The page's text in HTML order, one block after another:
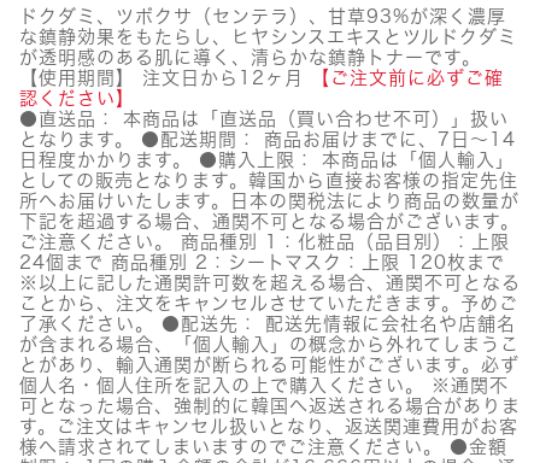
ン
バ
ー
ズ
イ
ン)
1
番
青
草
た
っ
ぷ
り
93％
整
肌
ト
ナ
ー
個
ドクダミ、ツボクサ（センテラ）、甘草93%が深く濃厚
な鎮静効果をもたらし、ヒヤシンスエキスとツルドクダミ
が透明感のある肌に導く、清らかな鎮静トナーです。
【使用期間】 注文日から12ヶ月
【ご注文前に必ずご確
認ください】
●直送品： 本商品は「直送品（買い合わせ不可）」扱い
となります。 ●配送期間： 商品お届けまでに、7日～14
日程度かかります。 ●購入上限： 本商品は「個人輸入」
としての販売となります。韓国から直接お客様の指定先住
所へお届けいたします。日本の関税法により商品の数量が
下記を超過する場合、通関不可となる場合がございます。
ご注意ください。 商品種別 1：化粧品（品目別）：上限
24個まで 商品種別 2：シートマスク：上限 120枚まで
※以上に記した通関許可数を超える場合、通関不可となる
ことから、注文をキャンセルさせていただきます。予めご
了承ください。 ●配送先： 配送先情報に会社名や店舗名
が含まれる場合、「個人輸入」の概念から外れてしまうこ
とがあり、輸入通関が断られる可能性がございます。必ず
個人名・個人住所を記入の上で購入ください。 ※通関不
可となった場合、強制的に韓国へ返送される場合がありま
す。ご注文はキャンセル扱いとなり、返送関連費用がお客
様へ請求されてしまいますのでご注意ください。 ●金額